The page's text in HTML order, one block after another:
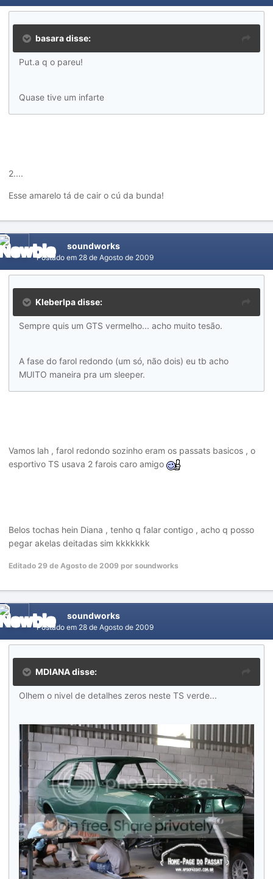
basara disse:
Put.a q o pareu!
Quase tive um infarte
2....
Esse amarelo tá de cair o cú da bunda!
soundworks
Postado em 28 de Agosto de 2009
Kleberlpa disse:
Sempre quis um GTS vermelho... acho muito tesão.
A fase do farol redondo (um só, não dois) eu tb acho
MUITO maneira pra um sleeper.
Vamos lah , farol redondo sozinho eram os passats basicos , o
esportivo TS usava 2 farois caro amigo
Belos tochas hein Diana , tenho q falar contigo , acho q posso
pegar akelas deitadas sim kkkkkkk
Editado 29 de Agosto de 2009 por soundworks
soundworks
Postado em 28 de Agosto de 2009
MDIANA disse:
Olhem o nivel de detalhes zeros neste TS verde...